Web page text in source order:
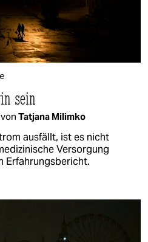
sein
von Tatjana Milimko
ausfällt, ist es nicht
Versorgung
Erfahrungsbericht.